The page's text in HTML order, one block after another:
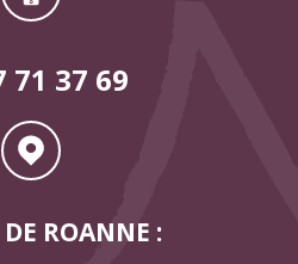
71 37 69
ROANNE :